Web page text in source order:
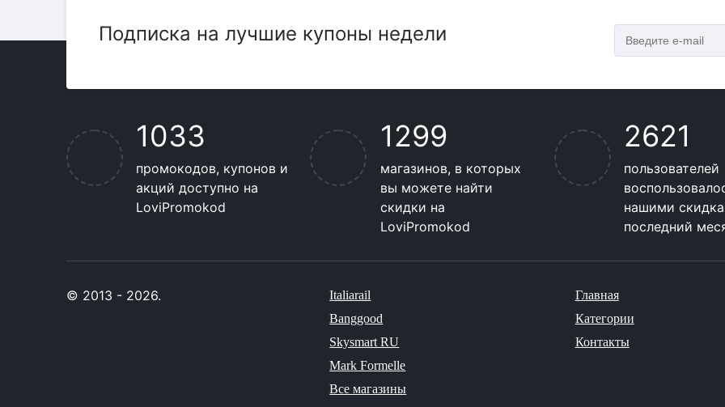
Подписка на лучшие купоны недели
1033
промокодов, купонов и
акций доступно на
LoviPromokod
1299
магазинов, в которых
вы можете найти
скидки на
LoviPromokod
2621
пользователей
нашими
последний
© 2013 - 2026.
Italiarail
Banggood
Skysmart RU
Mark Formelle
Все магазины
Главная
Категории
Контакты